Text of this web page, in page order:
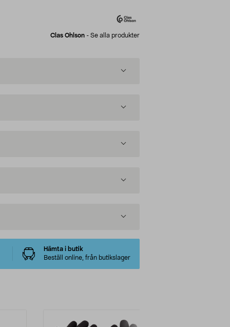
Clas Ohlson - Se alla produkter
Hämta i butik
Beställ online, från butikslager